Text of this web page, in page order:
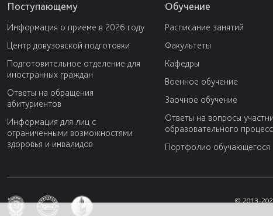
Поступающему
Информация о приеме в 2026 году
Центр довузовской подготовки
Подготовительное отделение для
иностранных граждан
Ответы на обращения
абитуриентов
Информация для лиц с
ограниченными возможностями
здоровья и инвалидов
Обучение
Расписание занятий
Факультеты
Кафедры
Военное обучение
Заочное обучение
Ответы на вопросы
образовательного
Портфолио обучающегося
© 2013-